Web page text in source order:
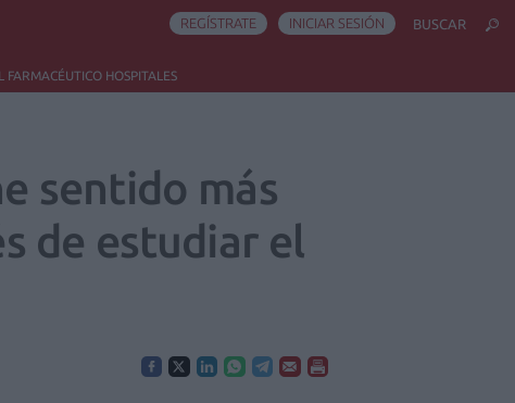
FARMACÉUTICO HOSPITALES
REGÍSTRATE INICIAR SESIÓN BUSCAR
sentido más
de estudiar el